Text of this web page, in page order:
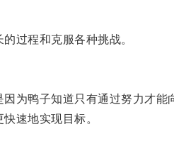
过程和克服各种挑战。
鸭子知道只有通过努力才能
速地实现目标。